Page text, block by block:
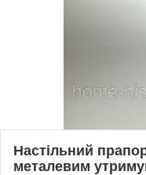
Настільний
металевим